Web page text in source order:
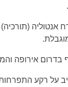
אירופה
רקע התפרחות